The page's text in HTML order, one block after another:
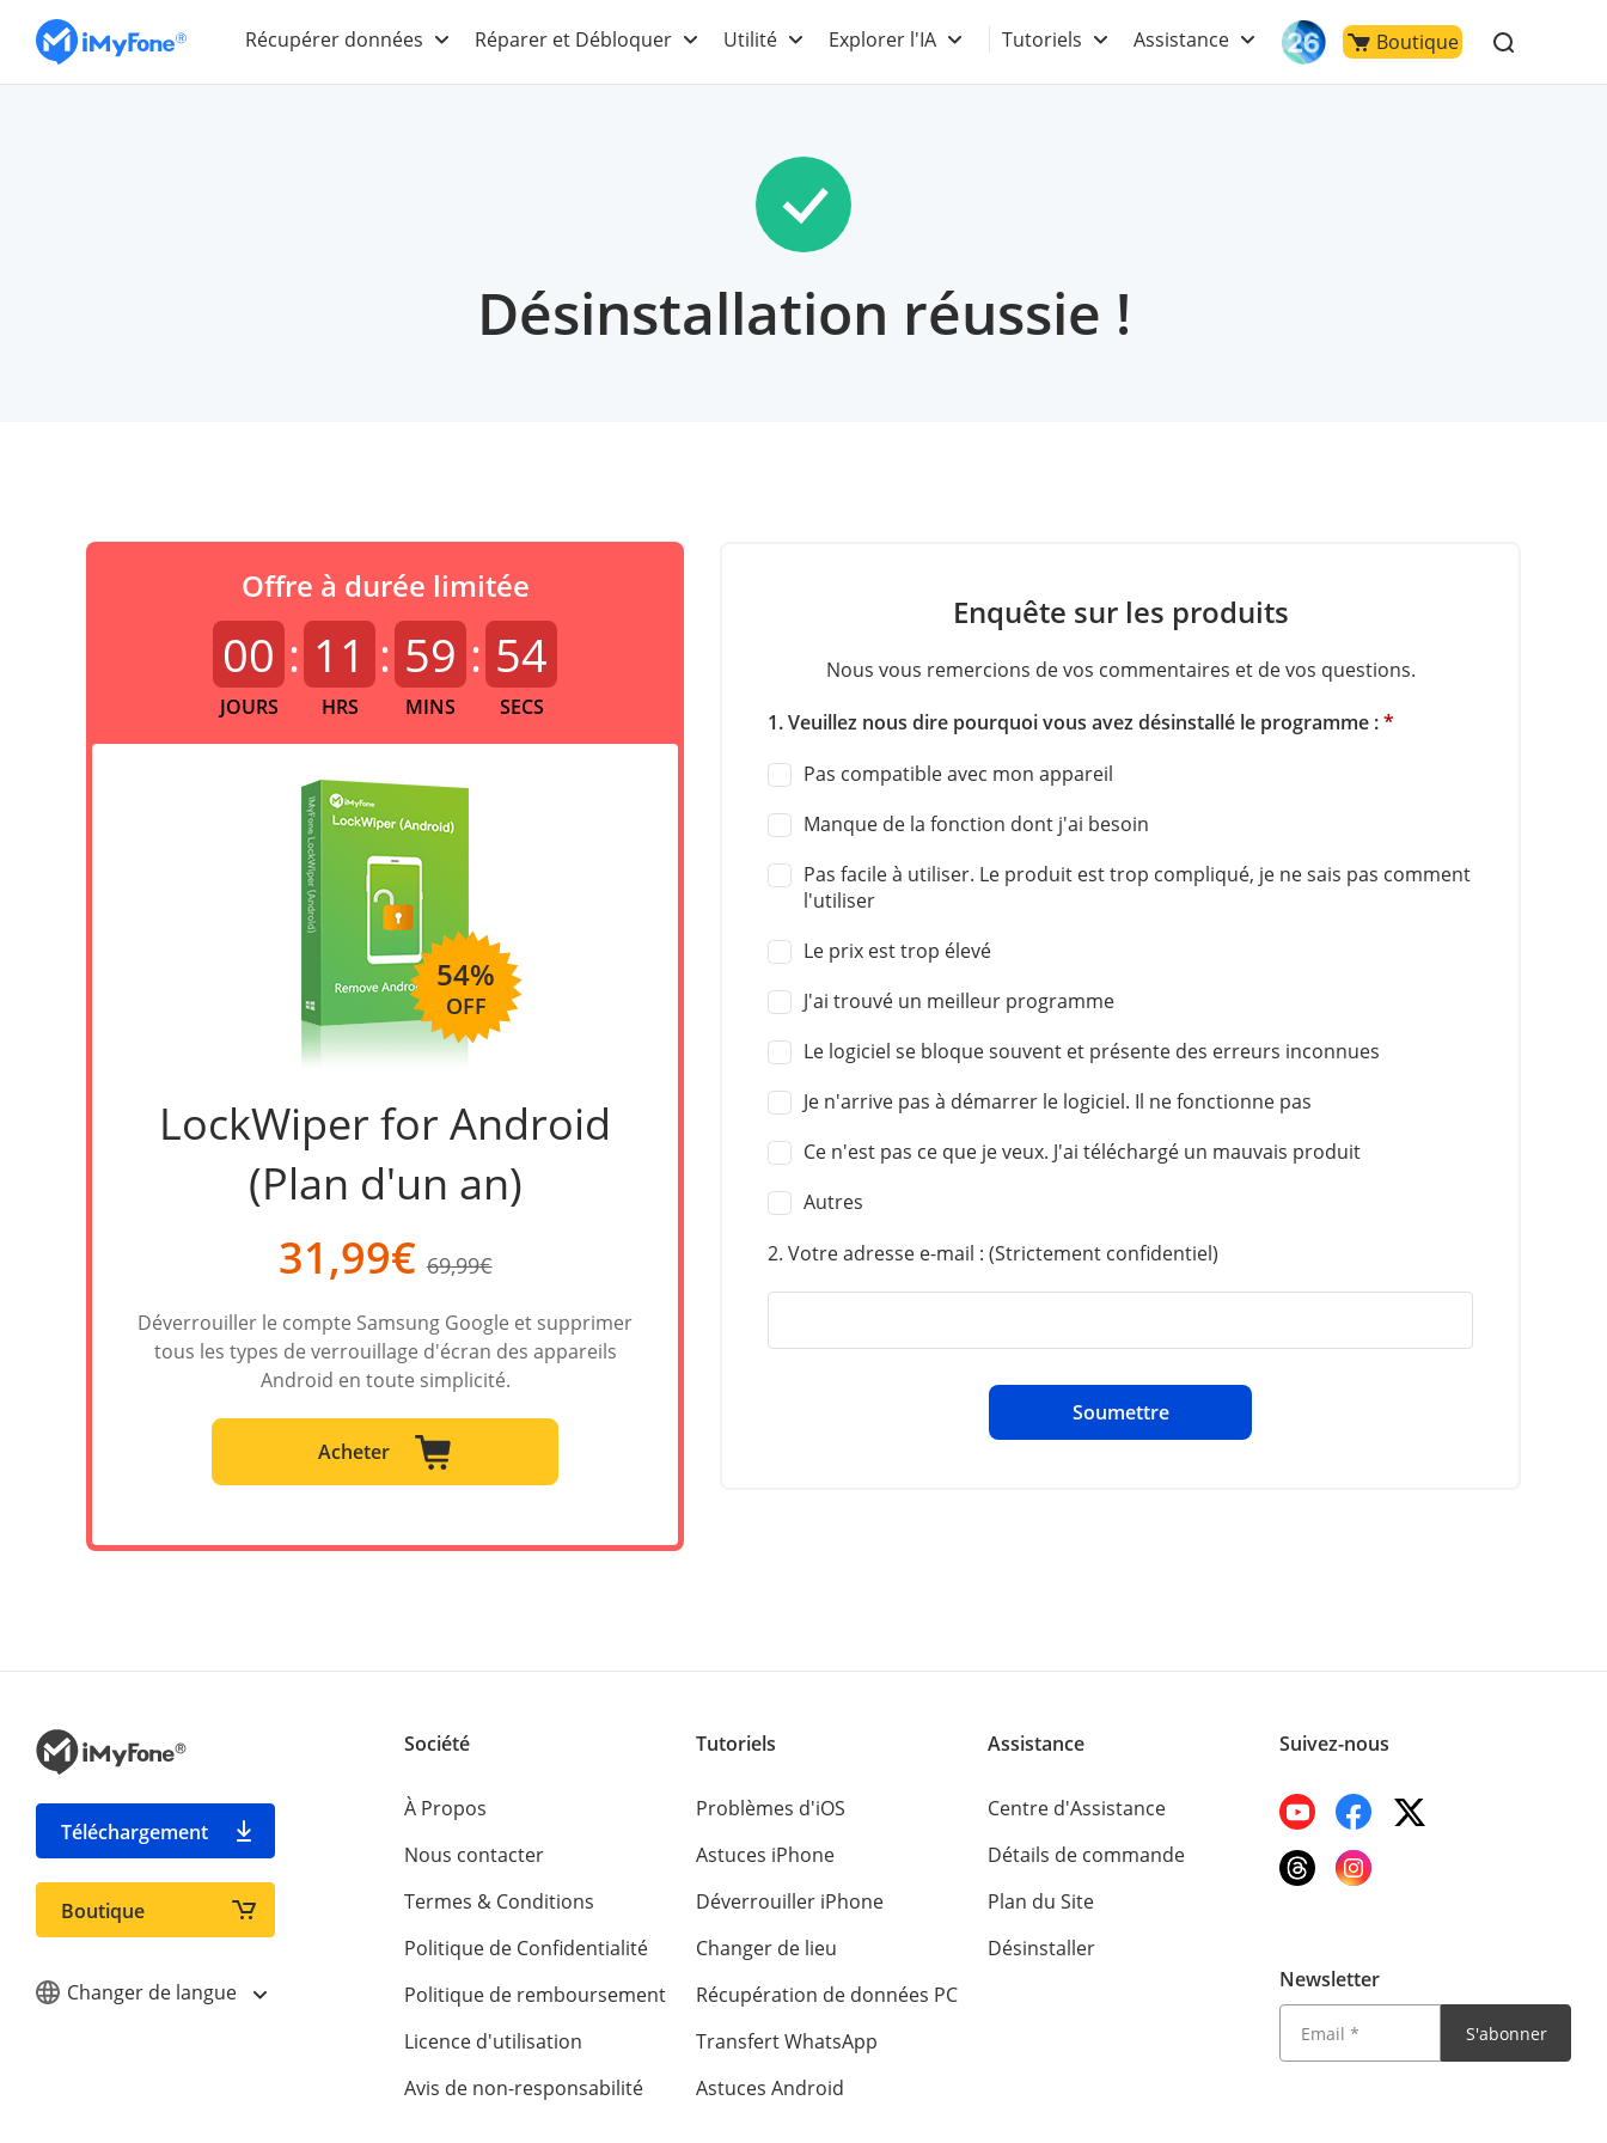
Récupérer données Réparer et Débloquer Utilité Explorer l'IA Tutoriels Assistance Boutique
Désinstallation réussie !
Offre à durée limitée
00
JOURS
: 11
HRS
: 59
MINS
: 54
SECS
54%
OFF
LockWiper for Android
(Plan d'un an)
31,99€ 69,99€
Déverrouiller le compte Samsung Google et supprimer
tous les types de verrouillage d'écran des appareils
Android en toute simplicité.
Acheter
Enquête sur les produits
Nous vous remercions de vos commentaires et de vos questions.
1. Veuillez nous dire pourquoi vous avez désinstallé le programme :*
Pas compatible avec mon appareil
Manque de la fonction dont j'ai besoin
Pas facile à utiliser. Le produit est trop compliqué, je ne sais pas comment
l'utiliser
Le prix est trop élevé
J'ai trouvé un meilleur programme
Le logiciel se bloque souvent et présente des erreurs inconnues
Je n'arrive pas à démarrer le logiciel. Il ne fonctionne pas
Ce n'est pas ce que je veux. J'ai téléchargé un mauvais produit
Autres
2. Votre adresse e-mail : (Strictement confidentiel)
Soumettre
Téléchargement
Boutique
Changer de langue
Société
À Propos
Nous contacter
Termes & Conditions
Politique de Confidentialité
Politique de remboursement
Licence d'utilisation
Avis de non-responsabilité
Tutoriels
Problèmes d'iOS
Astuces iPhone
Déverrouiller iPhone
Changer de lieu
Récupération de données PC
Transfert WhatsApp
Astuces Android
Assistance
Centre d'Assistance
Détails de commande
Plan du Site
Désinstaller
Suivez-nous
Newsletter
S'abonner